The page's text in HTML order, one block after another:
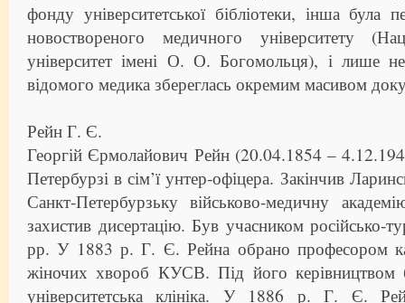
фонду університетської бібліотеки, інша була
новоствореного медичного університету
університет імені О. О. Богомольця), і лише
відомого медика збереглась окремим масивом
Рейн Г. Є.
Георгій Єрмолайович Рейн (20.04.1854 –
Петербурзі в сім’ї унтер-офіцера. Закінчив
Санкт-Петербурзьку військово-медичну
захистив дисертацію. Був учасником російсько-
рр. У 1883 р. Г. Є. Рейна обрано професором
жіночих хвороб КУСВ. Під його керівництвом
університетська клініка. У 1886 р. Г. Є.